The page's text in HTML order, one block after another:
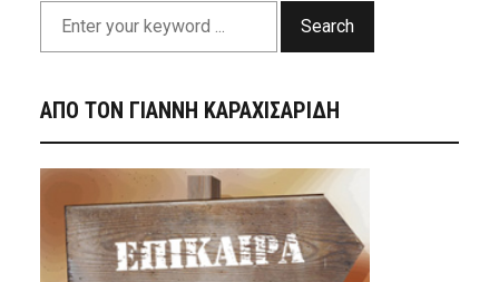
Search
ΑΠΟ ΤΟΝ ΓΙΑΝΝΗ ΚΑΡΑΧΙΣΑΡΙΔΗ